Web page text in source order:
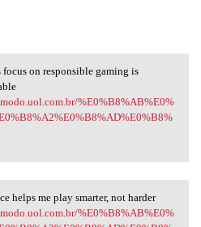
focus on
focus on responsible gaming is
%E0%B8%AB%E0%
helps me play
helps me play smarter, not harder
%E0%B8%AB%E0%